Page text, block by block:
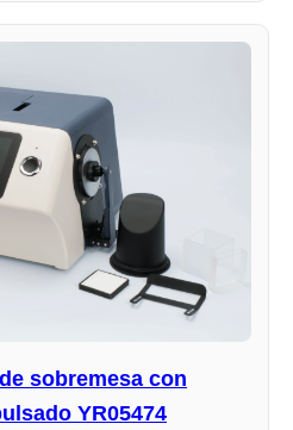
sobremesa con
YR05474